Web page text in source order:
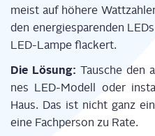
meist auf höhe­re
den ener­gie­spa­ren­den
LED-Lam­pe fla­ckert.
Die Lösung: Tau­sche den
nes LED-Modell oder
Haus. Das ist nicht ganz
eine Fach­per­son zu Rate.